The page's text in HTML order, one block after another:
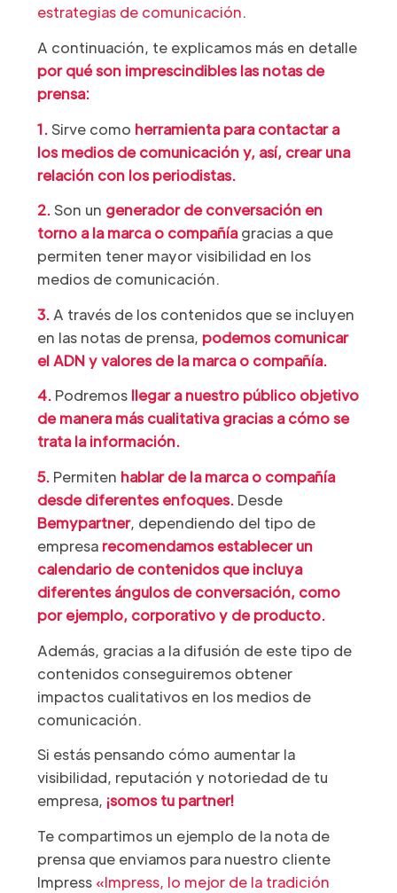
estrategias de comunicación.
A continuación, te explicamos más en detalle
por qué son imprescindibles las notas de
prensa:
1.Sirve como herramienta para contactar a
los medios de comunicación y, así, crear una
relación con los periodistas.
2.Son un generador de conversación en
torno a la marca o compañíagracias a que
permiten tener mayor visibilidad en los
medios de comunicación.
3.A través de los contenidos que se incluyen
en las notas de prensa, podemos comunicar
el ADN y valores de la marca o compañía.
4.Podremos llegar a nuestro público objetivo
de manera más cualitativa gracias a cómo se
trata la información.
5.Permiten hablar de la marca o compañía
desde diferentes enfoques. Desde
Bemypartner, dependiendo del tipo de
empresa recomendamos establecer un
calendario de contenidos que incluya
diferentes ángulos de conversación, como
por ejemplo, corporativo y de producto.
Además, gracias a la difusión de este tipo de
contenidos conseguiremos obtener
impactos cualitativos en los medios de
comunicación.
Si estás pensando cómo aumentar la
visibilidad, reputación y notoriedad de tu
empresa, ¡somos tu partner!
Te compartimos un ejemplo de la nota de
prensa que enviamos para nuestro cliente
Impress «Impress, lo mejor de la tradición